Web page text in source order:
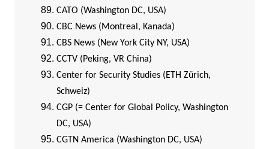
CATO (Washington DC, USA)
CBC News (Montreal, Kanada)
CBS News (New York City NY, USA)
CCTV (Peking, VR China)
Center for Security Studies (ETH Zürich,
Schweiz)
CGP (= Center for Global Policy, Washington
DC, USA)
CGTN America (Washington DC, USA)